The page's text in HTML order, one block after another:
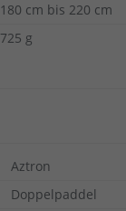
180 cm bis 220 cm
725 g
Aztron
Doppelpaddel